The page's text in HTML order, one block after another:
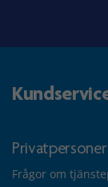
Privatpersoner
Frågor om